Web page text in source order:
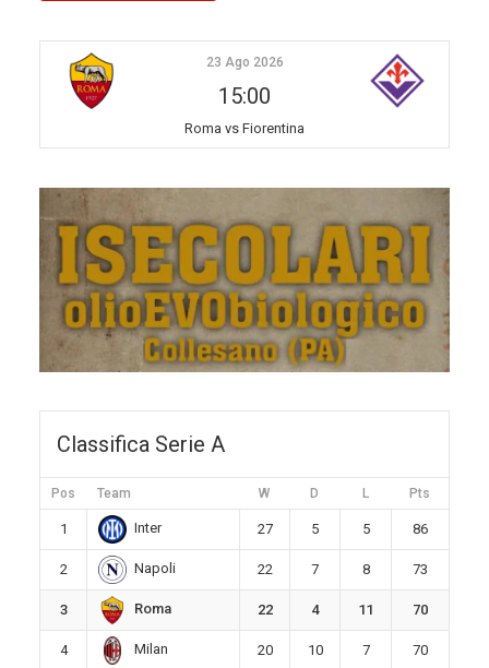
23 Ago 2026
15:00
Roma vs Fiorentina
Classifica Serie A
Pos Team W D L Pts
1 Inter 27 5 5 86
2 Napoli 22 7 8 73
3 Roma 22 4 11 70
4 Milan 20 10 7 70